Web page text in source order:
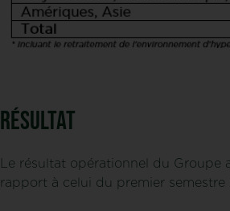
Résultat
Le résultat opérationnel du Groupe
rapport à celui du premier semestre